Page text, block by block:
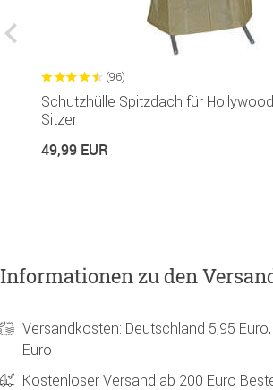
(96)
Schutzhülle Spitzdach für
Sitzer
49,99 EUR
Informationen zu den
Versandkosten: Deutschland 5,95
Euro
Kostenloser Versand ab 200 Euro